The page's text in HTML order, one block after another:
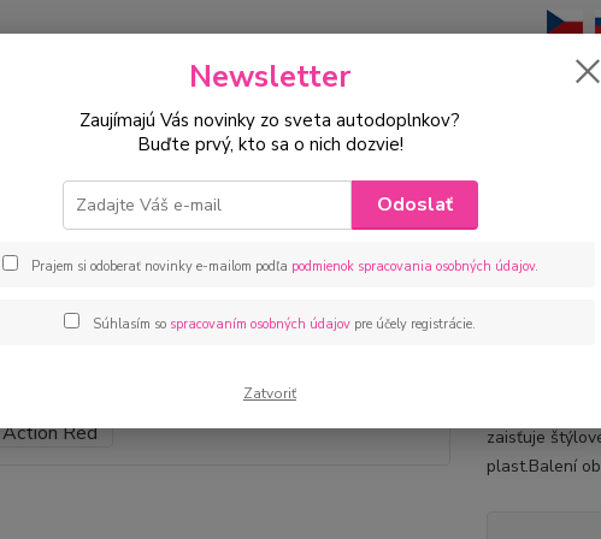
Puklice na kolesá Poklice na kolesá NRM Action Red
na kolesá NRM Action Red
Poklice na
vyrábané v
poklice sú
zaisťuje
plast.Balení
Newsletter
Zaujímajú Vás novinky zo sveta autodoplnkov?
Buďte prvý, kto sa o nich dozvie!
Odoslať
Prajem si odoberať novinky e-mailom podľa podmienok spracovania osobných údajov.
Súhlasím so spracovaním osobných údajov pre účely registrácie.
Zatvoriť